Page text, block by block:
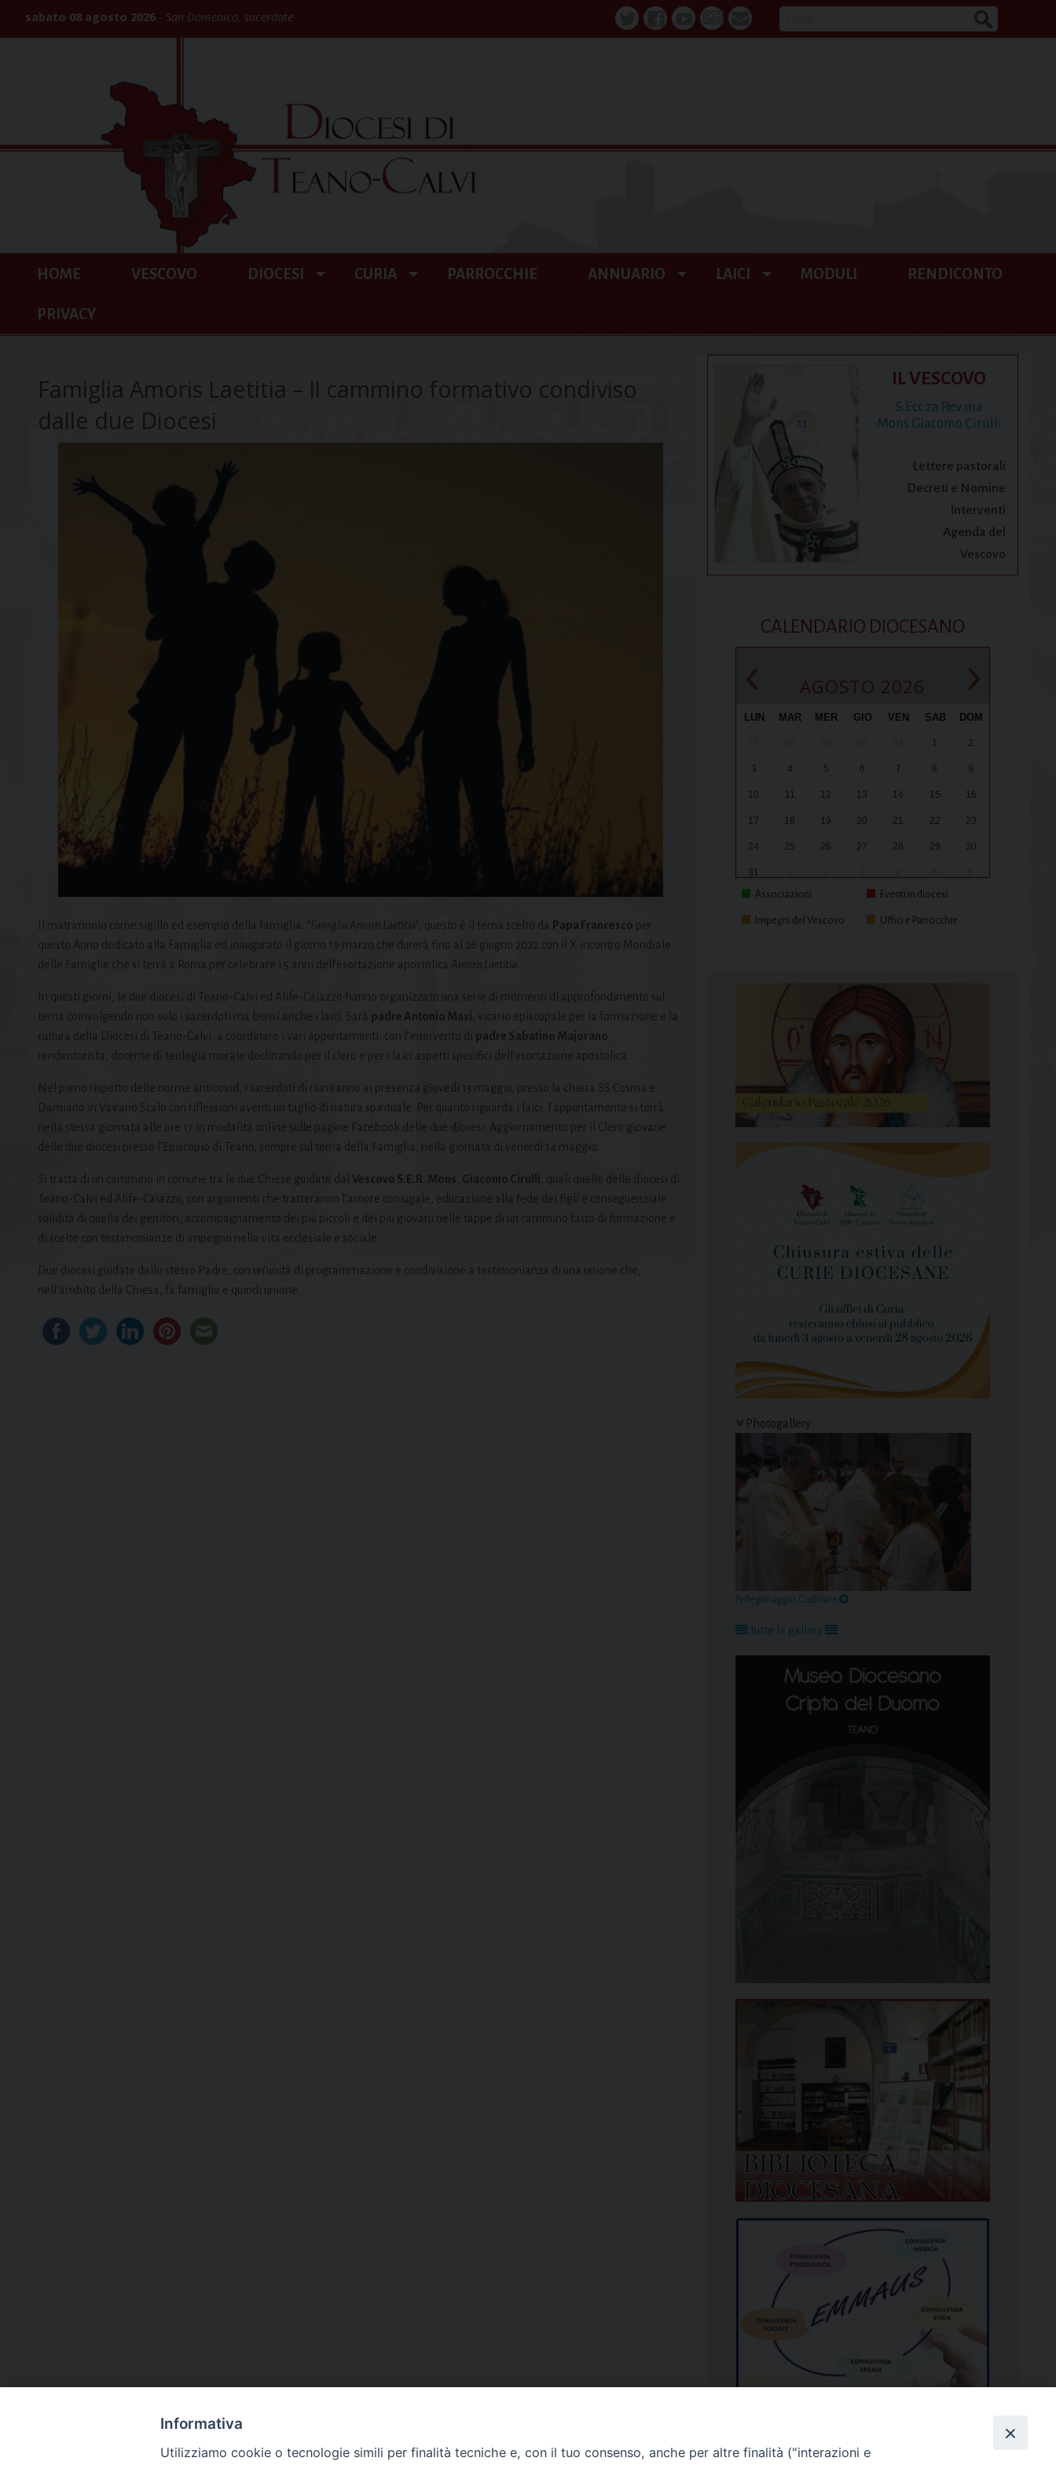
sabato 08 agosto 2026 San Domenico, sacerdote
TwitterFacebookYoutube
La webmail
HOME VESCOVO DIOCESI CURIA PARROCCHIE ANNUARIO LAICI MODULI RENDICONTO
PRIVACY
Famiglia Amoris Laetitia – Il cammino formativo condiviso
dalle due Diocesi
Il matrimonio come sigillo ed esempio della famiglia. “ Famiglia Amoris Laetitia”, questo è il tema scelto da Papa Francesco per
questo Anno dedicato alla Famiglia ed inaugurato il giorno 19 marzo che durerà fino al 26 giugno 2022 con il X incontro Mondiale
delle Famiglie che si terrà a Roma per celebrare i 5 anni dell’esortazione apostolica Amoris Laetitia
In questi giorni, le due diocesi di Teano-Calvi ed Alife-Caiazzo hanno organizzato una serie di momenti di approfondimento sul
tema coinvolgendo non solo i sacerdoti ma bensì anche i laici. Sarà padre Antonio Masi , vicario episcopale per la formazione e la
cultura della Diocesi di Teano-Calvi, a coordinare i vari appuntamenti, con l’intervento di padre Sabatino Majorano
rendentorista, docente di teologia morale declinando per il clero e per i laici aspetti specifici dell’esortazione apostolica.
Nel pieno rispetto delle norme anticovid, i sacerdoti di riuniranno in presenza giovedì 13 maggio, presso la chiesa SS Cosma e
Damiano in Vairano Scalo con riflessioni aventi un taglio di natura spirituale. Per quanto riguarda i laici, l’appuntamento si terrà
nella stessa giornata alle ore 17 in modalità online sulle pagine Facebook delle due diocesi. Aggiornamento per il Clero giovane
delle due diocesi presso l’Episcopio di Teano, sempre sul tema della Famiglia, nella giornata di venerdì 14 maggio.
Si tratta di un cammino in comune tra le due Chiese guidate dal Vescovo S.E.R. Mons. Giacomo Cirulli , quali quelle delle diocesi di
Teano-Calvi ed Alife-Caiazzo, con argomenti che tratteranno l’amore coniugale, educazione alla fede dei figli e conseguenziale
solidità di quella dei genitori, accompagnamento dei più piccoli e dei più giovani nelle tappe di un cammino fatto di formazione e
di scelte con testimonianze di impegno nella vita ecclesiale e sociale.
Due diocesi guidate dallo stesso Padre, con un’unità di programmazione e condivisione a testimonianza di una unione che,
nell’ambito della Chiesa, fa famiglia e quindi unione.
IL VESCOVO
S.Ecc.za Rev.ma
Mons Giacomo Cirulli
Lettere pastorali
Decreti e Nomine
Interventi
Agenda del
Vescovo
CALENDARIO DIOCESANO
‹ AGOSTO 2026 ›
LUN MAR MER GIO VEN SAB DOM
1 2
3 4 5 6 7 8 9
10 11 12 13 14 15 16
17 18 19 20 21 22 23
24 25 26 27 28 29 30
31
Associazioni
Eventi in diocesi
Impegni del Vescovo Uffici e Parrocchie
Photogallery
Pellegrinaggio Giubilare
tutte le gallery
Informativa
Utilizziamo cookie o tecnologie simili per finalità tecniche e, con il tuo consenso, anche per altre finalità ("interazioni e